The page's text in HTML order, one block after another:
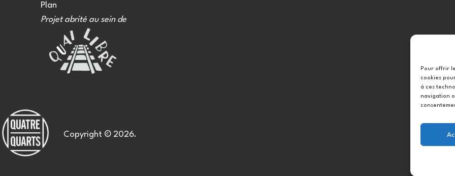
Pour offrir
cookies
à ces
navigation
Plan
Projet abrité au sein de
Copyright © 2026.